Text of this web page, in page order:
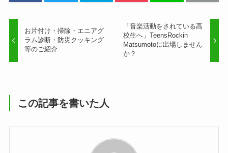
お片付け・掃除・エニアグ
ラム診断・防災クッキング
等のご紹介
「音楽活動をされている高
校生へ」TeensRockin
Matsumotoに出場しません
か？
この記事を書いた人